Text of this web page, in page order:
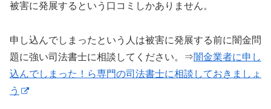
被害に発展するという口コミしかありません。
申し込んでしまったという人は被害に発展する前に闇金問
題に強い司法書士に相談してください。⇒闇金業者に申し
込んでしまった！ら専門の司法書士に相談しておきましょ
う